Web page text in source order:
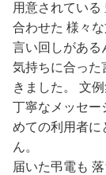
用意されている
合わせた 様々
言い回しがある
気持ちに合った
きました。 文
丁寧なメッセー
めての利用者に
ん。
届いた弔電も